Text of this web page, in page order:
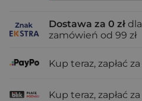
Dostawa za 0 zł dla
zamówień od 99 zł
Kup teraz, zapłać za
Kup teraz, zapłać za